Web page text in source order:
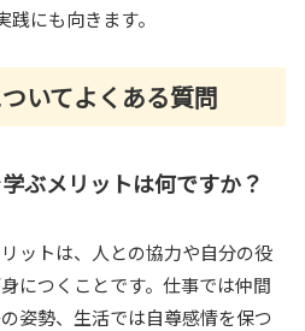
にも向きます。
いてよくある質問
ぶメリットは何ですか？
ットは、人との協力や自分の役
につくことです。仕事では仲間
姿勢、生活では自尊感情を保つ